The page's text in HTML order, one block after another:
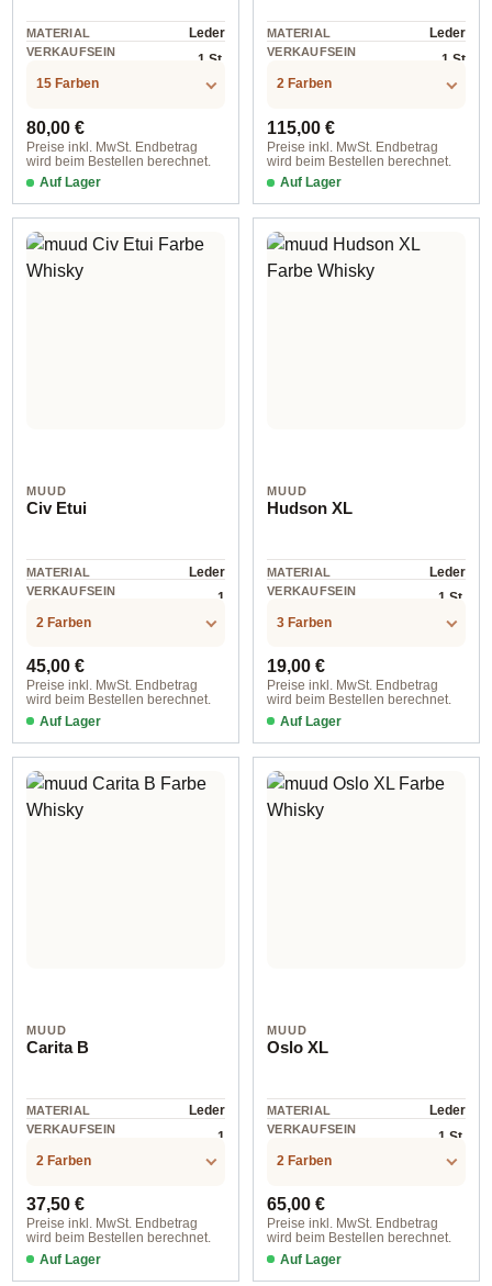
MATERIAL Leder
VERKAUFSEIN
1 St.
15 Farben
Regulärer Preis:
80,00 €
Preise inkl. MwSt. Endbetrag
wird beim Bestellen berechnet.
Auf Lager
Black/Dark Old Rose
MATERIAL Leder
VERKAUFSEIN
1 St
2 Farben
Regulärer Preis:
115,00 €
Preise inkl. MwSt. Endbetrag
wird beim Bestellen berechnet.
Auf Lager
Whisky
MUUD
Civ Etui
MATERIAL Leder
VERKAUFSEIN
1
2 Farben
Regulärer Preis:
45,00 €
Preise inkl. MwSt. Endbetrag
wird beim Bestellen berechnet.
Auf Lager
MUUD
Hudson XL
MATERIAL Leder
VERKAUFSEIN
1 St.
3 Farben
Regulärer Preis:
19,00 €
Preise inkl. MwSt. Endbetrag
wird beim Bestellen berechnet.
Auf Lager
MUUD
Carita B
MATERIAL Leder
VERKAUFSEIN
1
2 Farben
Regulärer Preis:
37,50 €
Preise inkl. MwSt. Endbetrag
wird beim Bestellen berechnet.
Auf Lager
Whisky
MUUD
Oslo XL
MATERIAL Leder
VERKAUFSEIN
1 St.
2 Farben
Regulärer Preis:
65,00 €
Preise inkl. MwSt. Endbetrag
wird beim Bestellen berechnet.
Auf Lager
Whisky